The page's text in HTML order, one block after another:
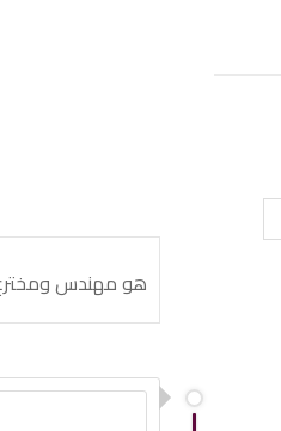
هو مهندس ومخترع